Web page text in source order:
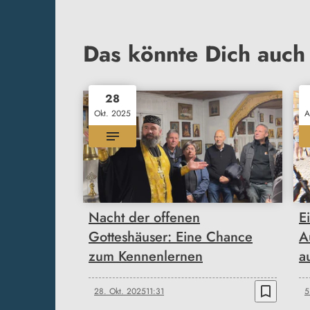
Das könnte Dich
28
Okt. 2025
Nacht der offenen
Gotteshäuser: Eine Chance
zum Kennenlernen
28. Okt. 202511:31 bookmark_border